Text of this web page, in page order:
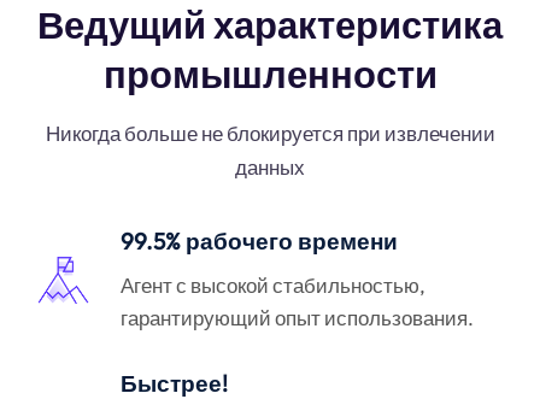
Ведущий характеристика
промышленности
Никогда больше не блокируется при извлечении
данных
99.5% рабочего времени
Агент с высокой стабильностью,
гарантирующий опыт использования.
Быстрее!